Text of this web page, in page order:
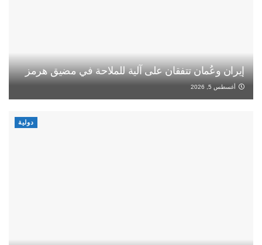
إيران وعُمان تتفقان على آلية للملاحة في مضيق هرمز
أغسطس 5, 2026
دولية